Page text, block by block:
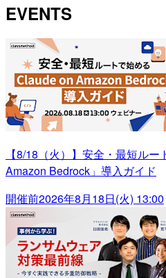
EVENTS
【8/18（火）】安全・最短ル
Amazon Bedrock」導入ガイド
開催前2026年8月18日(火) 13:00